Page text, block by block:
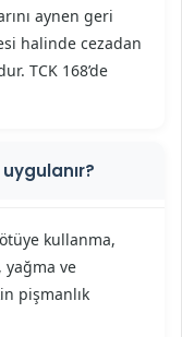
aynen geri
halinde cezadan
TCK 168’de
kullanma,
yağma ve
pişmanlık